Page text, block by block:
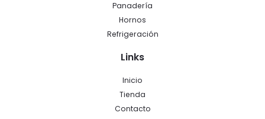
Panadería
Hornos
Refrigeración
Links
Inicio
Tienda
Contacto